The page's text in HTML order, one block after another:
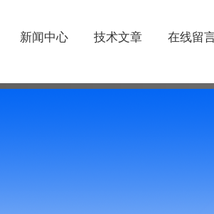
新闻中心 技术文章 在线留